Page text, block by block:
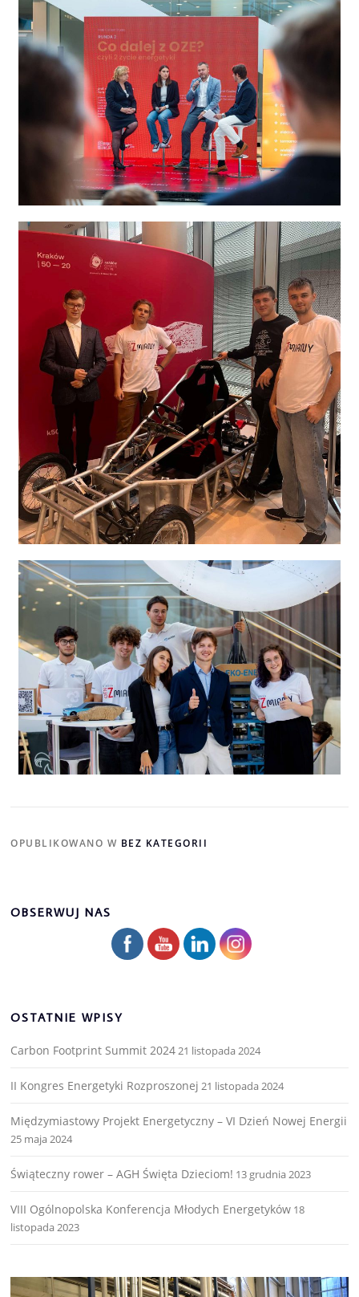
OPUBLIKOWANO W BEZ KATEGORII
OBSERWUJ NAS
OSTATNIE WPISY
Carbon Footprint Summit 202421 listopada 2024
II Kongres Energetyki Rozproszonej 21 listopada 2024
Międzymiastowy Projekt Energetyczny – VI Dzień Nowej Energii
25 maja 2024
Świąteczny rower – AGH Święta Dzieciom! 13 grudnia 2023
VIII Ogólnopolska Konferencja Młodych Energetyków 18
listopada 2023